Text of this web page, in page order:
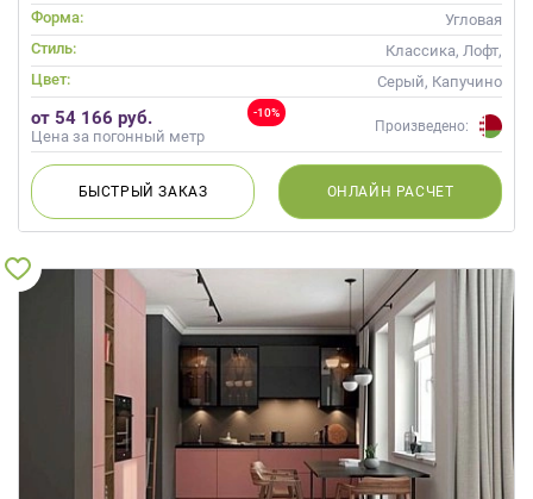
Форма:
Угловая
Стиль:
Классика, Лофт,
Скандинавский, Неоклассика
Цвет: Серый, Капучино
-10%
от 54 166 руб.
Цена за погонный метр
Произведено:
БЫСТРЫЙЗАКАЗ ОНЛАЙН РАСЧЕТ